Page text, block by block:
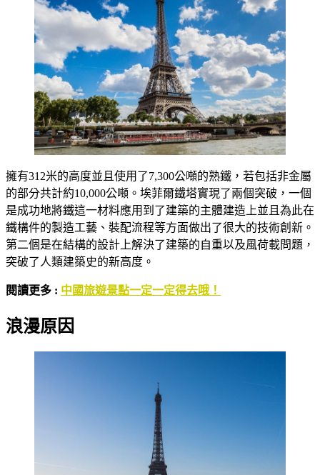
擁有312米的高度並且使用了7,300公噸的熟鐵，若包括非金屬
的部分共計約10,000公噸。埃菲爾鐵塔實現了兩個突破，一個
是成功地將鐵這一材料應用到了建築的主體建造上並且為此在
鐵構件的製造工藝、裝配流程等方面做出了很大的技術創新。
第二個是在結構的設計上解決了建築的自重以及風荷載問題，
突破了人類建築史的新高度。
閱讀更多 : 中國旅遊景點一定一定得去哦！
浪漫原因